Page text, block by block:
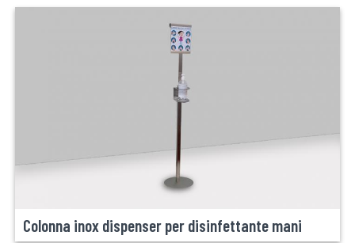
Colonna inox dispenser per disinfettante mani